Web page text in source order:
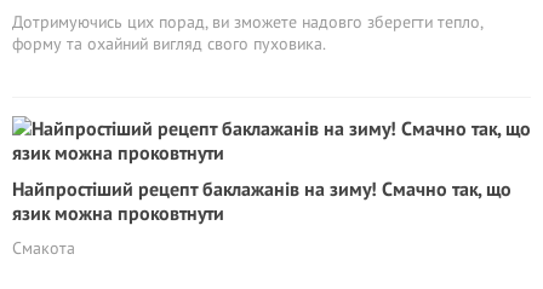
Дотримуючись цих порад, ви зможете надовго зберегти тепло,
форму та охайний вигляд свого пуховика.
Найпростіший рецепт баклажанів на зиму! Смачно так, що
язик можна проковтнути
Смакота